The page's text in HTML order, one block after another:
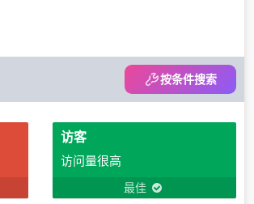
按条件搜索
访客
访问量很高
最佳